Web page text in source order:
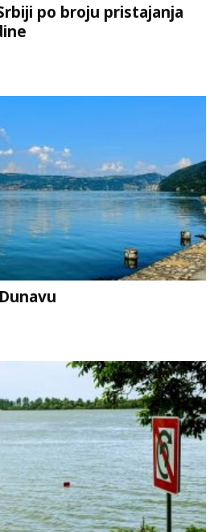
po broju pristajanja